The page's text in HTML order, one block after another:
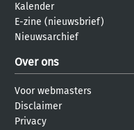
Kalender
E-zine (nieuwsbrief)
Nieuwsarchief
Over ons
Voor webmasters
Disclaimer
Privacy